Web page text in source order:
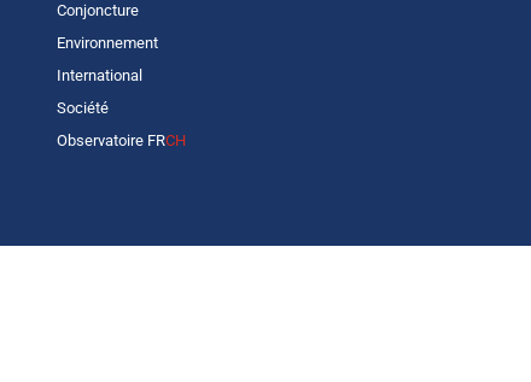
Conjoncture
Environnement
International
Société
Observatoire FRCH